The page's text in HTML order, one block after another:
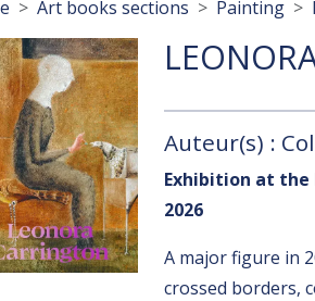
Art books sections Painting
Auteur(s) :
Exhibition at the
2026
A major figure in
crossed borders,